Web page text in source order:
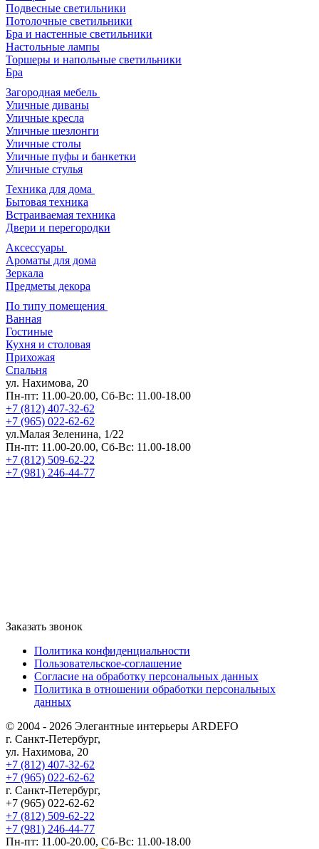
Подвесные светильники
Потолочные светильники
Бра и настенные светильники
Настольные лампы
Торшеры и напольные светильники
Бра
Загородная мебель
Уличные диваны
Уличные кресла
Уличные шезлонги
Уличные столы
Уличные пуфы и банкетки
Уличные стулья
Техника для дома
Бытовая техника
Встраиваемая техника
Двери и перегородки
Аксессуары
Ароматы для дома
Зеркала
Предметы декора
По типу помещения
Ванная
Гостиные
Кухня и столовая
Прихожая
Спальня
ул. Нахимова, 20
Пн-пт: 11.00-20.00, Сб-Вс: 11.00-18.00
+7 (812) 407-32-62
+7 (965) 022-62-62
ул.Малая Зеленина, 1/22
Пн-пт: 11.00-20.00, Сб-Вс: 11.00-18.00
+7 (812) 509-62-22
+7 (981) 246-44-77
Заказать звонок
Политика конфиденциальности
Пользовательское-соглашение
Согласие на обработку персональных данных
Политика в отношении обработки персональных
данных
© 2004 - 2026 Элегантные интерьеры ARDEFO
г. Санкт-Петербург,
ул. Нахимова, 20
+7 (812) 407-32-62
+7 (965) 022-62-62
г. Санкт-Петербург,
+7 (965) 022-62-62
+7 (812) 509-62-22
+7 (981) 246-44-77
Пн-пт: 11.00-20.00, Сб-Вс: 11.00-18.00